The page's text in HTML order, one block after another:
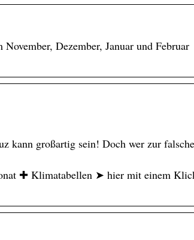
Dezember, Januar und Februar
kann großartig sein! Doch wer zur
✚ Klimatabellen ➤ hier mit einem